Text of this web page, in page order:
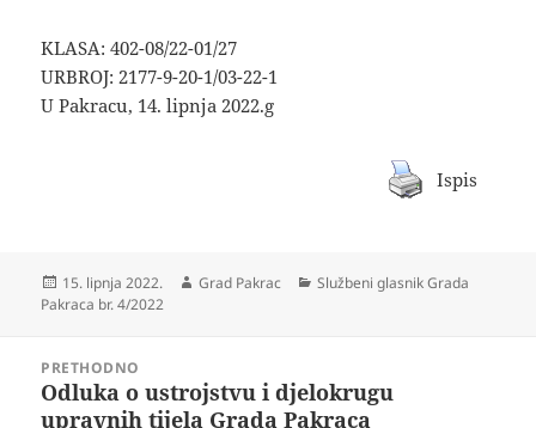
KLASA: 402-08/22-01/27
URBROJ: 2177-9-20-1/03-22-1
U Pakracu, 14. lipnja 2022.g
Ispis
Objavljeno
dana
15. lipnja 2022. Autor
Grad Pakrac Kategorije
Službeni glasnik Grada
Pakraca br. 4/2022
objavaPRETHODNO
Prethodna
objava:
Odluka o ustrojstvu i djelokrugu
upravnih tijela Grada Pakraca